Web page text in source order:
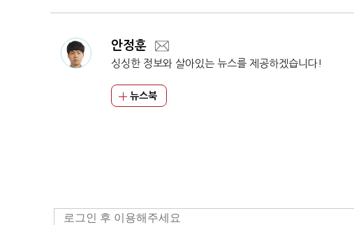
안정훈
싱싱한 정보와 살아있는 뉴스를 제공하겠습니다!
뉴스북